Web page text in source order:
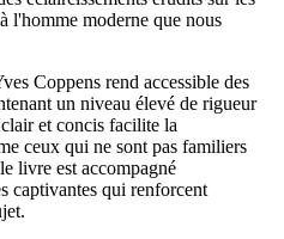
l'homme moderne que nous
Coppens rend accessible des
un niveau élevé de rigueur
et concis facilite la
ceux qui ne sont pas familiers
livre est accompagné
captivantes qui renforcent